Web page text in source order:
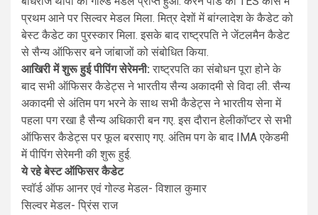
प्रथम आने पर सिल्वर मेडल मिला. मित्र देशों में बांग्लादेश के कैडेट को
बेस्ट कैडेट का पुरस्कार मिला. इसके बाद राष्ट्रपति ने जेंटलमैन कैडेट
से सैन्य ऑफिसर बने जांबाजों को संबोधित किया.
आखिरी में शुरू हुई पीपिंग सेरेमनी: राष्ट्रपति का संबोधन पूरा होने के
बाद सभी ऑफिसर कैडेट्स ने भारतीय सैन्य अकादमी से विदा ली. सैन्य
अकादमी से अंतिम पग भरने के साथ सभी कैडेट्स ने भारतीय सेना में
पहला पग रखा है सैन्य अधिकारी बन गए. इस दौरान हेलीकॉप्टर से सभी
ऑफिसर कैडेट्स पर फूल बरसाए गए. अंतिम पग के बाद IMA एकेडमी
में पीपिंग सेरेमनी की शुरू हुई.
ये रहे बेस्ट ऑफिसर कैडेट
स्वॉर्ड ऑफ आनर एवं गोल्ड मेडल- विशाल कुमार
सिल्वर मेडल- प्रिंस राज